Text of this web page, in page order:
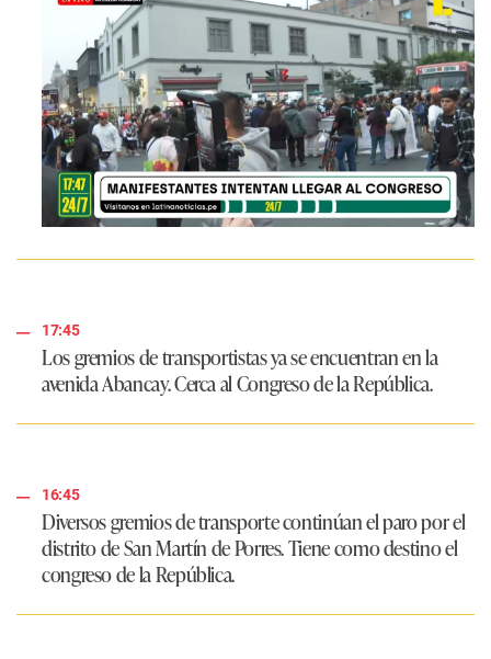
17:45
Los gremios de transportistas ya se encuentran en la
avenida Abancay. Cerca al Congreso de la República.
16:45
Diversos gremios de transporte continúan el paro por el
distrito de San Martín de Porres. Tiene como destino el
congreso de la República.